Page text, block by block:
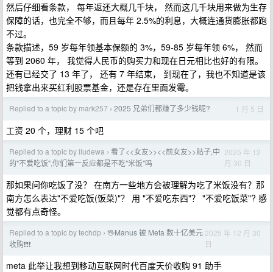
然后仔细看条款， 每年返还大概几千块， 然而这几千块用来做为生存
保障的话，也完全不够，而且每年 2.5%的利息，大概连通货膨胀都跑
不过。
条款描述，59 岁每年领基本保额的 3%，59-85 岁每年领 6%， 然而
等到 2060 年， 我觉得人民币的购买力和现在日元相比也好的有限。
还有已经交了 13 年了， 还有 7 年结束， 到现在了，我也不知道是该
把钱拿出来买红利股票基金，还是存在里面发霉。
Replied to a topic by mark257 › 2025 兄弟们都赚了多少钱呢? 1 月 5 日
工资 20 个，理财 15 个吧
Replied to a topic by liudewa › 看了<<女友>><<前女友>>贴子,中
的"不爱吃饭",你们第一反应都是不吃"米饭"吗
2025 年 12
月 30 日
那如果问你吃饭了没？ 在南方一些地方会被理解为吃了米饭没有？那
南方怎么表达"不爱吃饭(饭菜)"？ 用 "不爱吃东西"？ "不爱吃饭菜"? 感
觉都有点奇怪。
Replied to a topic by techdp › 🖖Manus 被 Meta 数十亿美元
收购❗❗❗
2025 年 12 月 30
日
meta 此举让我想到移动互联网时代百度天价收购 91 助手